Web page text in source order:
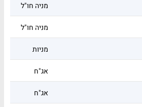
מניה חו"ל
מניה חו"ל
מניות
אג"ח
אג"ח